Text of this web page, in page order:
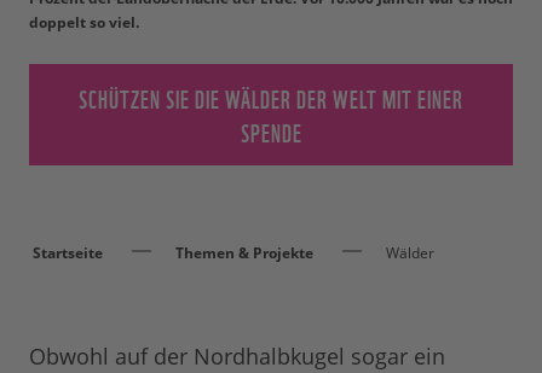
doppelt so viel.
SCHÜTZEN SIE DIE WÄLDER DER WELT MIT EINER
SPENDE
Startseite Themen & Projekte Wälder
Obwohl auf der Nordhalbkugel sogar ein